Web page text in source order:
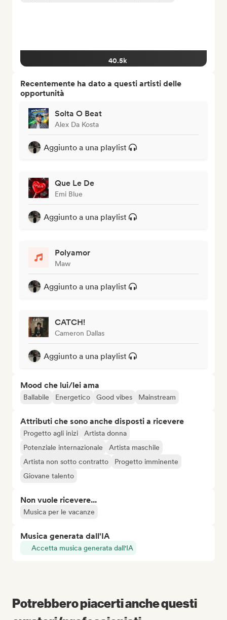
40.5k
Recentemente ha dato a questi artisti delle
opportunità
Solta O Beat
Alex Da Kosta
Aggiunto a una playlist
Que Le De
Emi Blue
Aggiunto a una playlist
Polyamor
Maw
Aggiunto a una playlist
CATCH!
Cameron Dallas
Aggiunto a una playlist
Mood che lui/lei ama
Ballabile Energetico Good vibes Mainstream
Attributi che sono anche disposti a ricevere
Progetto agli inizi
Artista donna
Potenziale internazionale
Artista maschile
Artista non sotto contratto
Progetto imminente
Giovane talento
Non vuole ricevere...
Musica per le vacanze
Musica generata dall'IA
Accetta musica generata dall'IA
Potrebbero piacerti anche questi